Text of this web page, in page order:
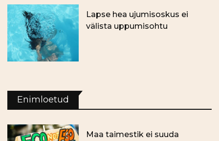
Lapse hea ujumisoskus ei
välista uppumisohtu
Enimloetud
Maa taimestik ei suuda